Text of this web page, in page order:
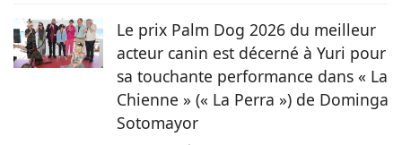
Le prix Palm Dog 2026 du meilleur
acteur canin est décerné à Yuri pour
sa touchante performance dans « La
Chienne » (« La Perra ») de Dominga
Sotomayor